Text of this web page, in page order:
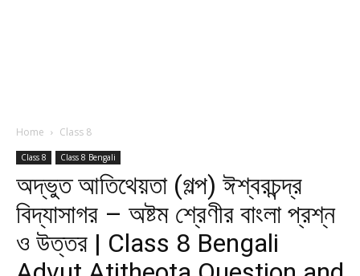
Home Class 8
Class 8 Class 8 Bengali
অদ্ভুত আতিথেয়তা (গল্প) ঈশ্বরচন্দ্র
বিদ্যাসাগর – অষ্টম শ্রেণীর বাংলা প্রশ্ন
ও উত্তর | Class 8 Bengali